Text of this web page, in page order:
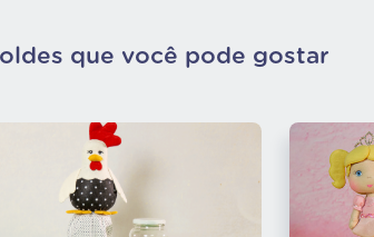
que você pode gostar